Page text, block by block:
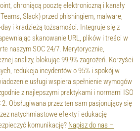
chroniącą pocztę elektroniczną i kanały
Slack) przed phishingiem, malware,
i kradzieżą tożsamości. Integruje się z
skanowanie URL, plików i treści w
naszym SOC 24/7. Merytorycznie,
analizy, blokując 99,9% zagrożeń. Korzyści
redukcja incydentów o 95% i spokój w
usługi wspiera spełnienie wymogów
z najlepszymi praktykami i normami ISO
2. Obsługiwana przez ten sam pasjonujący się
natychmiastowe efekty i edukację
komunikację? Napisz do nas –